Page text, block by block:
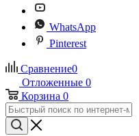
WhatsApp
Pinterest
Сравнение0
Отложенные 0
Корзина 0